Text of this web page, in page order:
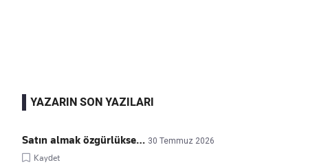
YAZARIN SON YAZILARI
Satın almak özgürlükse… 30 Temmuz 2026
Kaydet